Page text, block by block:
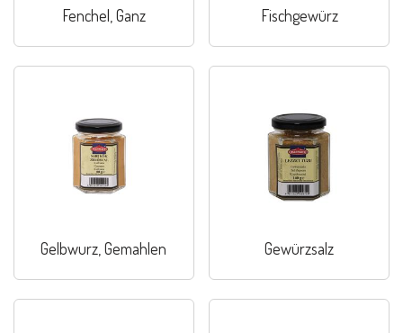
Fenchel, Ganz Fischgewürz
Gelbwurz, Gemahlen Gewürzsalz